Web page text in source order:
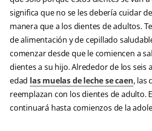
significa que no se les debería cuidar
manera que a los dientes de adultos.
de alimentación y de cepillado
comenzar desde que le comiencen a
dientes a su hijo. Alrededor de los seis
edad las muelas de leche se caen, las
reemplazan con los dientes de adulto.
continuará hasta comienzos de la